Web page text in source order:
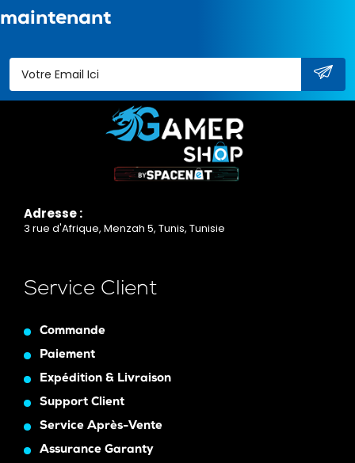
maintenant
Adresse :
3 rue d'Afrique, Menzah 5, Tunis, Tunisie
Service Client
Commande
Paiement
Expédition & Livraison
Support Client
Service Après-Vente
Assurance Garanty